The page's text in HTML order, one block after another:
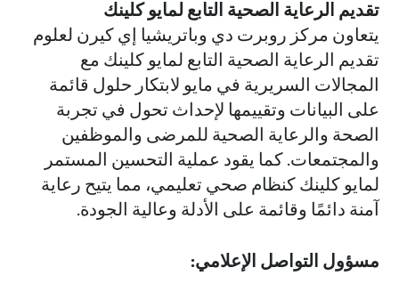
تقديم الرعاية الصحية التابع لمايو كلينك
يتعاون مركز روبرت دي وباتريشيا إي كيرن لعلوم
تقديم الرعاية الصحية التابع لمايو كلينك مع
المجالات السريرية في مايو لابتكار حلول قائمة
على البيانات وتقييمها لإحداث تحول في تجربة
الصحة والرعاية الصحية للمرضى والموظفين
والمجتمعات. كما يقود عملية التحسين المستمر
لمايو كلينك كنظام صحي تعليمي، مما يتيح رعاية
آمنة دائمًا وقائمة على الأدلة وعالية الجودة.
مسؤول التواصل الإعلامي: